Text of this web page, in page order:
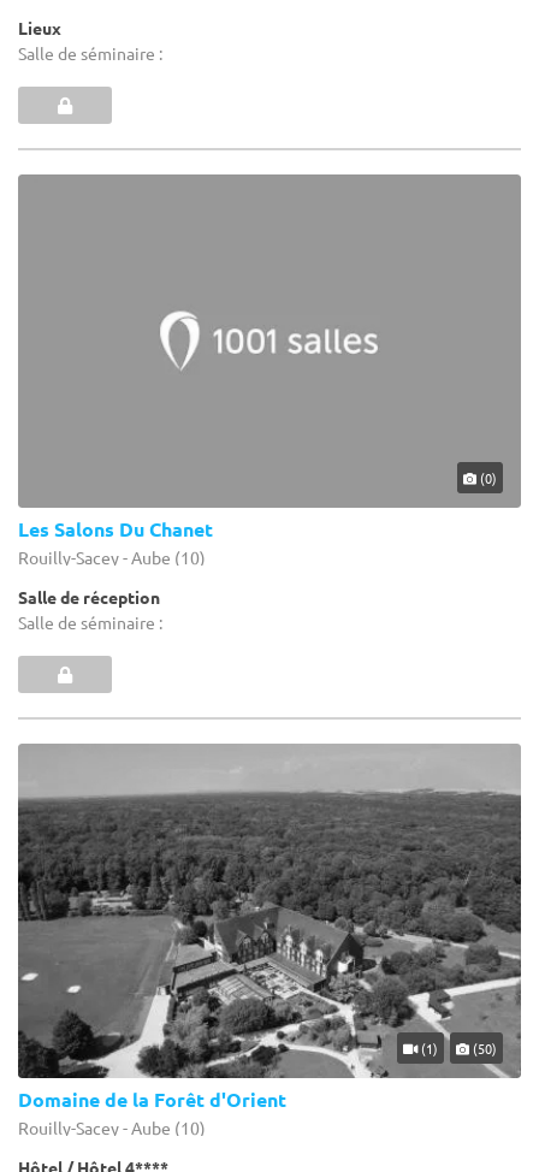
Lieux
Salle de séminaire :
(0)
Les Salons Du Chanet
Rouilly-Sacey - Aube (10)
Salle de réception
Salle de séminaire :
(1) (50)
Domaine de la Forêt d'Orient
Rouilly-Sacey - Aube (10)